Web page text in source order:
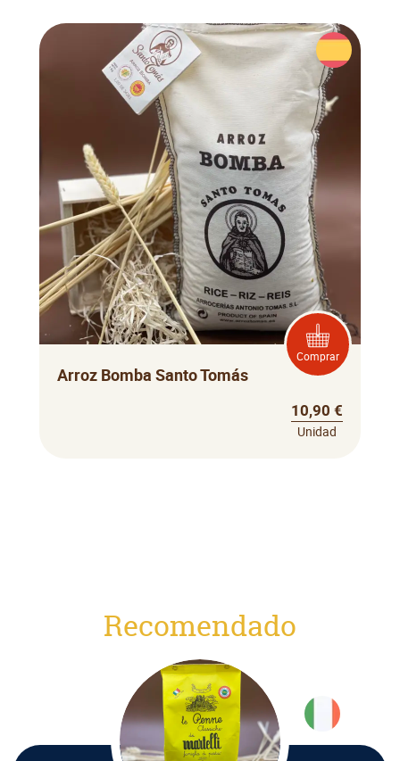
Comprar
Arroz Bomba Santo Tomás
10,90 €
Unidad
Recomendado